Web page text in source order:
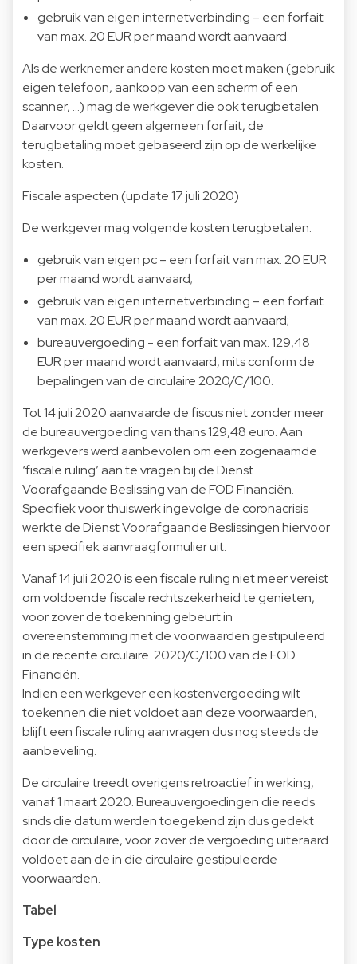
gebruik van eigen internetverbinding – een forfait
van max. 20 EUR per maand wordt aanvaard.
Als de werknemer andere kosten moet maken (gebruik
eigen telefoon, aankoop van een scherm of een
scanner, …) mag de werkgever die ook terugbetalen.
Daarvoor geldt geen algemeen forfait, de
terugbetaling moet gebaseerd zijn op de werkelijke
kosten.
Fiscale aspecten (update 17 juli 2020)
De werkgever mag volgende kosten terugbetalen:
gebruik van eigen pc – een forfait van max. 20 EUR
per maand wordt aanvaard;
gebruik van eigen internetverbinding – een forfait
van max. 20 EUR per maand wordt aanvaard;
bureauvergoeding - een forfait van max. 129,48
EUR per maand wordt aanvaard, mits conform de
bepalingen van de circulaire 2020/C/100.
Tot 14 juli 2020 aanvaarde de fiscus niet zonder meer
de bureauvergoeding van thans 129,48 euro. Aan
werkgevers werd aanbevolen om een zogenaamde
‘fiscale ruling’ aan te vragen bij de Dienst
Voorafgaande Beslissing van de FOD Financiën.
Specifiek voor thuiswerk ingevolge de coronacrisis
werkte de Dienst Voorafgaande Beslissingen hiervoor
een specifiek aanvraagformulier uit.
Vanaf 14 juli 2020 is een fiscale ruling niet meer vereist
om voldoende fiscale rechtszekerheid te genieten,
voor zover de toekenning gebeurt in
overeenstemming met de voorwaarden gestipuleerd
in de recente circulaire 2020/C/100 van de FOD
Financiën.
Indien een werkgever een kostenvergoeding wilt
toekennen die niet voldoet aan deze voorwaarden,
blijft een fiscale ruling aanvragen dus nog steeds de
aanbeveling.
De circulaire treedt overigens retroactief in werking,
vanaf 1 maart 2020. Bureauvergoedingen die reeds
sinds die datum werden toegekend zijn dus gedekt
door de circulaire, voor zover de vergoeding uiteraard
voldoet aan de in die circulaire gestipuleerde
voorwaarden.
Tabel
Type kosten